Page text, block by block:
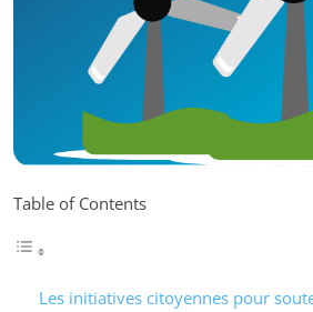
Table of Contents
Les initiatives citoyennes pour